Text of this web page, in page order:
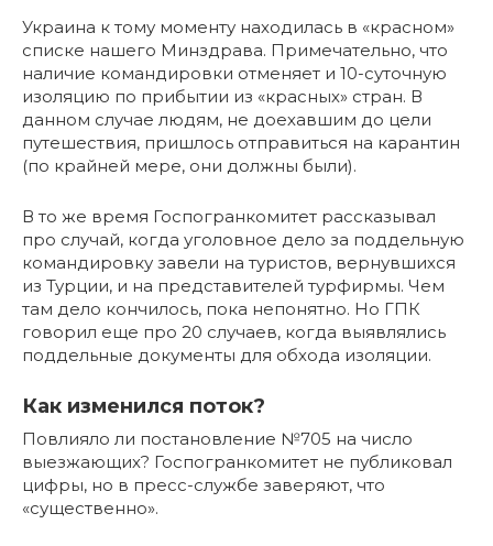
Украина к тому моменту находилась в «красном»
списке нашего Минздрава. Примечательно, что
наличие командировки отменяет и 10-суточную
изоляцию по прибытии из «красных» стран. В
данном случае людям, не доехавшим до цели
путешествия, пришлось отправиться на карантин
(по крайней мере, они должны были).
В то же время Госпогранкомитет рассказывал
про случай, когда уголовное дело за поддельную
командировку завели на туристов, вернувшихся
из Турции, и на представителей турфирмы. Чем
там дело кончилось, пока непонятно. Но ГПК
говорил еще про 20 случаев, когда выявлялись
поддельные документы для обхода изоляции.
Как изменился поток?
Повлияло ли постановление №705 на число
выезжающих? Госпогранкомитет не публиковал
цифры, но в пресс-службе заверяют, что
«существенно».